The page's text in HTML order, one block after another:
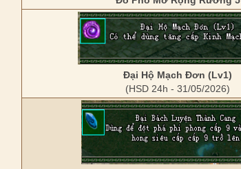
Đại Hộ Mạch Đơn (Lv1)
(HSD 24h - 31/05/2026)